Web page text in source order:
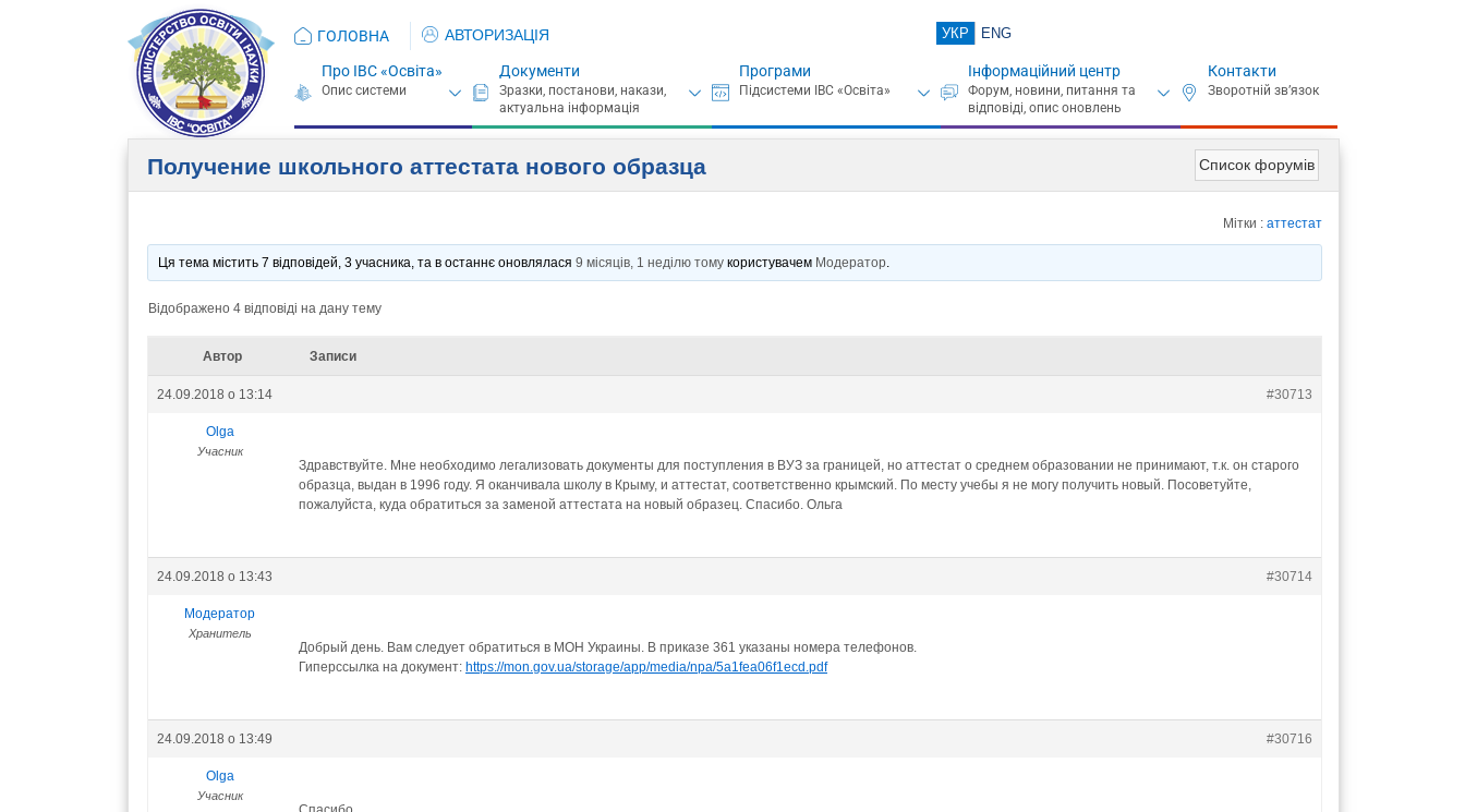
ГОЛОВНА АВТОРИЗАЦІЯ УКР ENG
Про ІВС «Освіта» Документи Програми Інформаційний центр Контакти
Список форумів
Получение школьного аттестата нового образца
Мітки : аттестат
Ця тема містить 7 відповідей, 3 учасника, та в останнє оновлялася9 місяців, 1 неділю тому користувачем Модератор
Відображено 4 відповіді на дану тему
Автор Записи
24.09.2018 о 13:14 #30713
Olga
Учасник
Здравствуйте. Мне необходимо легализовать документы для поступления в ВУЗ за границей, но аттестат о среднем образовании не принимают, т.к. он старого
образца, выдан в 1996 году. Я оканчивала школу в Крыму, и аттестат, соответственно крымский. По месту учебы я не могу получить новый. Посоветуйте,
пожалуйста, куда обратиться за заменой аттестата на новый образец. Спасибо. Ольга
24.09.2018 о 13:43 #30714
Модератор
Хранитель
Добрый день. Вам следует обратиться в МОН Украины. В приказе 361 указаны номера телефонов.
Гиперссылка на документ: https://mon.gov.ua/storage/app/media/npa/5a1fea06f1ecd.pdf
24.09.2018 о 13:49 #30716
Olga
Учасник